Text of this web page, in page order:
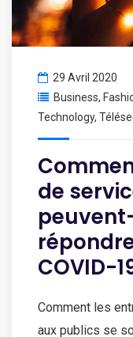
29 Avril 2020
Business,
Technology,
de
COVID-
Comment les
aux publics se